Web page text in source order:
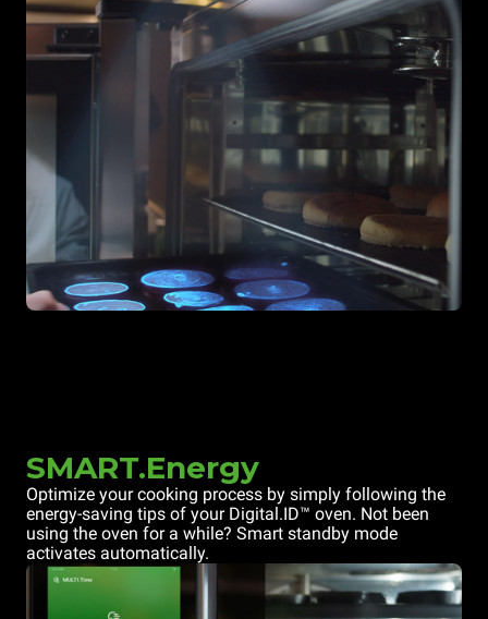
SMART.Energy
Optimize your cooking process by simply following the
energy-saving tips of your Digital.ID™ oven. Not been
using the oven for a while? Smart standby mode
activates automatically.